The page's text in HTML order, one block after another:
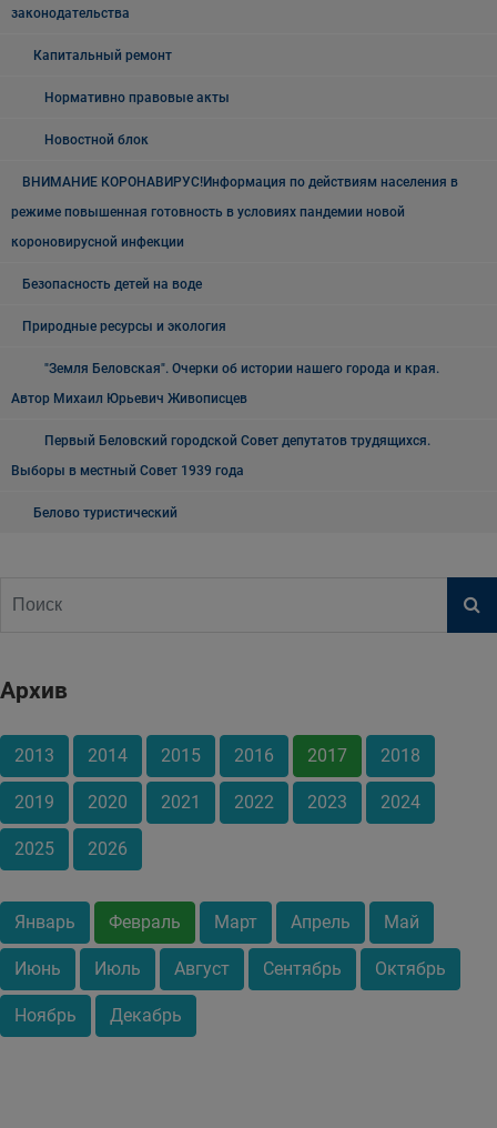
законодательства
Капитальный ремонт
Нормативно правовые акты
Новостной блок
ВНИМАНИЕ КОРОНАВИРУС!Информация по действиям населения в
режиме повышенная готовность в условиях пандемии новой
короновирусной инфекции
Безопасность детей на воде
Природные ресурсы и экология
"Земля Беловская". Очерки об истории нашего города и края.
Автор Михаил Юрьевич Живописцев
Первый Беловский городской Совет депутатов трудящихся.
Выборы в местный Совет 1939 года
Белово туристический
Архив
2013 2014 2015 2016 2017 2018
2019 2020 2021 2022 2023 2024
2025 2026
Январь Февраль Март Апрель Май
Июнь Июль Август Сентябрь Октябрь
Ноябрь Декабрь